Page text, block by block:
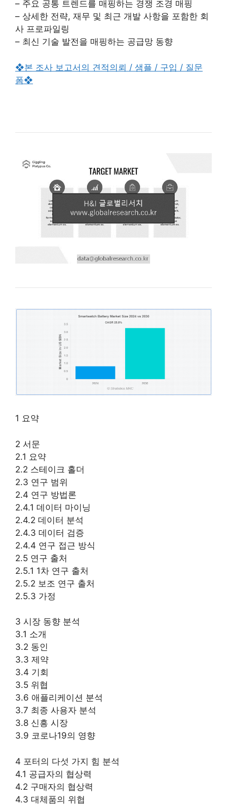
– 주요 공통 트렌드를 매핑하는 경쟁 조경 매핑
– 상세한 전략, 재무 및 최근 개발 사항을 포함한 회
사 프로파일링
– 최신 기술 발전을 매핑하는 공급망 동향
❖본 조사 보고서의 견적의뢰 / 샘플 / 구입 / 질문
폼❖
1 요약
2 서문
2.1 요약
2.2 스테이크 홀더
2.3 연구 범위
2.4 연구 방법론
2.4.1 데이터 마이닝
2.4.2 데이터 분석
2.4.3 데이터 검증
2.4.4 연구 접근 방식
2.5 연구 출처
2.5.1 1차 연구 출처
2.5.2 보조 연구 출처
2.5.3 가정
3 시장 동향 분석
3.1 소개
3.2 동인
3.3 제약
3.4 기회
3.5 위협
3.6 애플리케이션 분석
3.7 최종 사용자 분석
3.8 신흥 시장
3.9 코로나19의 영향
4 포터의 다섯 가지 힘 분석
4.1 공급자의 협상력
4.2 구매자의 협상력
4.3 대체품의 위협